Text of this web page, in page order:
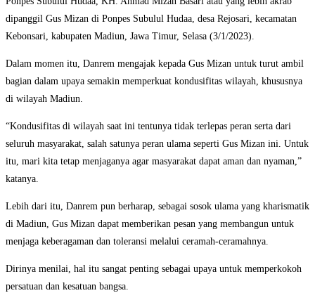
dipanggil Gus Mizan di Ponpes Subulul Hudaa, desa Rejosari, kecamatan
Kebonsari, kabupaten Madiun, Jawa Timur, Selasa (3/1/2023).
Dalam momen itu, Danrem mengajak kepada Gus Mizan untuk turut ambil
bagian dalam upaya semakin memperkuat kondusifitas wilayah, khususnya
di wilayah Madiun.
“Kondusifitas di wilayah saat ini tentunya tidak terlepas peran serta dari
seluruh masyarakat, salah satunya peran ulama seperti Gus Mizan ini. Untuk
itu, mari kita tetap menjaganya agar masyarakat dapat aman dan nyaman,”
katanya.
Lebih dari itu, Danrem pun berharap, sebagai sosok ulama yang kharismatik
di Madiun, Gus Mizan dapat memberikan pesan yang membangun untuk
menjaga keberagaman dan toleransi melalui ceramah-ceramahnya.
Dirinya menilai, hal itu sangat penting sebagai upaya untuk memperkokoh
persatuan dan kesatuan bangsa.